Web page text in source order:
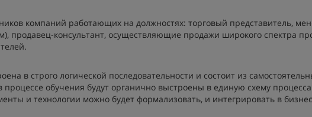
компаний работающих на должностях: торговый представитель,
продавец-консультант, осуществляющие продажи широкого спектра
в строго логической последовательности и состоит из
процессе обучения будут органично выстроены в единую схему процесса
и технологии можно будет формализовать, и интегрировать в